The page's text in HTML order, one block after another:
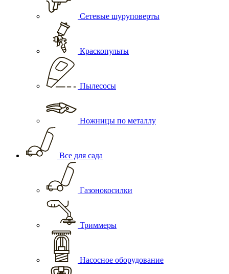
Сетевые шуруповерты
Краскопульты
Пылесосы
Ножницы по металлу
Все для сада
Газонокосилки
Триммеры
Насосное оборудование